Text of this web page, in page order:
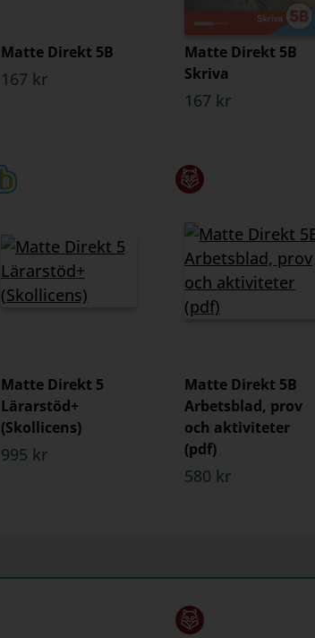
Matte Direkt 5B
167 kr
Matte Direkt 5B
Skriva
167 kr
Matte Direkt 5
Lärarstöd+
(Skollicens)
995 kr
Matte Direkt 5B
Arbetsblad, prov
och aktiviteter
(pdf)
580 kr